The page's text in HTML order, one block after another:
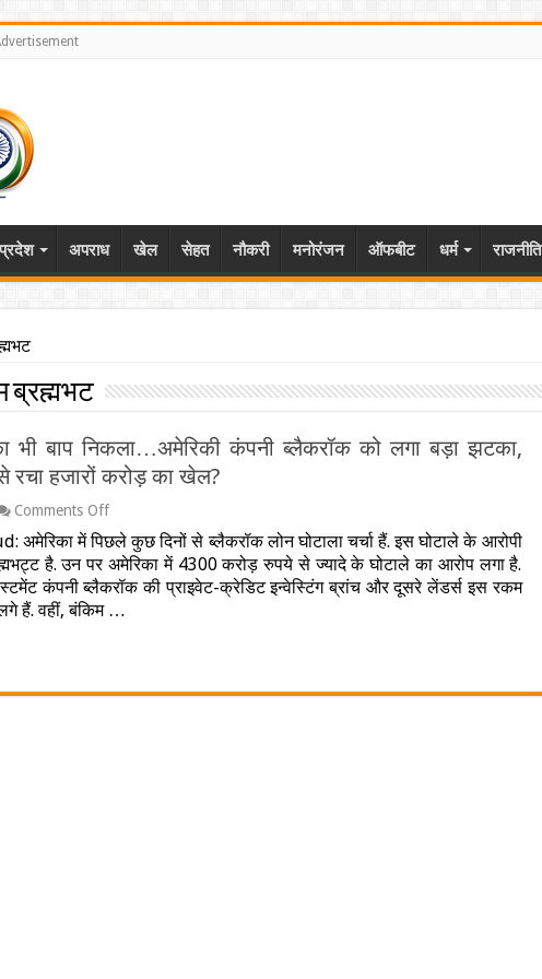
अपराध खेल सेहत नौकरी मनोरंजन ऑफबीट धर्म राजनीति
ब्रह्मभट
भी बाप निकला…अमेरिकी कंपनी ब्लैकरॉक को लगा बड़ा झटका,
रचा हजारों करोड़ का खेल?
Comments Offon
तो
माल्या-
नीरव
भी
कंपनी
अमेरिका में पिछले कुछ दिनों से ब्लैकरॉक लोन घोटाला चर्चा हैं. इस घोटाले के आरोपी
है. उन पर अमेरिका में 4300 करोड़ रुपये से ज्यादे के घोटाले का आरोप लगा है.
कंपनी ब्लैकरॉक की प्राइवेट-क्रेडिट इन्वेस्टिंग ब्रांच और दूसरे लेंडर्स इस रकम
हैं. वहीं, बंकिम …